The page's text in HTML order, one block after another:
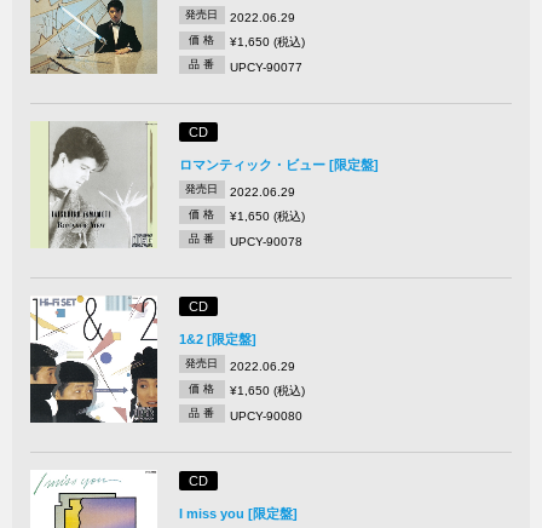
発売日 2022.06.29
価 格 ¥1,650 (税込)
品 番 UPCY-90077
CD
ロマンティック・ビュー [限定盤]
発売日 2022.06.29
価 格 ¥1,650 (税込)
品 番 UPCY-90078
CD
1&2 [限定盤]
発売日 2022.06.29
価 格 ¥1,650 (税込)
品 番 UPCY-90080
CD
I miss you [限定盤]